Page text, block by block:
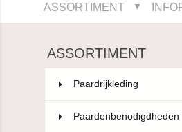
ASSORTIMENT ▼
ASSORTIMENT
Paardrijkleding
Paardenbenodigdheden